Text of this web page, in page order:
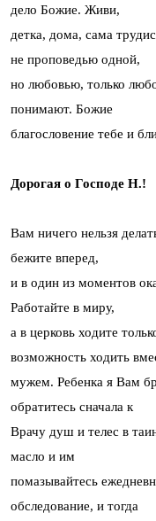
дело Божие. Живи,
детка, дома, сама
не проповедью одной,
но любовью, только
понимают. Божие
благословение тебе и
Дорогая о Господе Н.!
Вам ничего нельзя
бежите вперед,
и в один из моментов
Работайте в миру,
а в церковь ходите
возможность ходить
мужем. Ребенка я Вам
обратитесь сначала к
Врачу душ и телес в
масло и им
помазывайтесь
обследование, и тогда